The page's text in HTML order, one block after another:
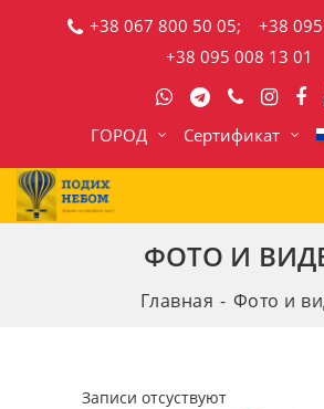
+38 067 800 50 05;
+38
+38 095 008 13 01
ГОРОД Сертификат
ФОТО И
Главная Фото и
Записи отсуствуют